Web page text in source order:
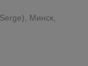
Минск,